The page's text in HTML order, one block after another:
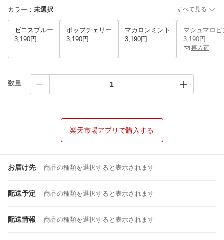
カラー ： 未選択 すべて見る
ゼニスブルー
3,190円
ポップチェリー
3,190円
マカロンミント
3,190円
マシュマロピ
3,190円
再入荷
数量
楽天市場アプリで購入する
お届け先 商品の種類を選択すると表示されます
配送予定 商品の種類を選択すると表示されます
配送情報 商品の種類を選択すると表示されます